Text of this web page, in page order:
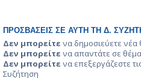
ΠΡΟΣΒΆΣΕΙΣ ΣΕ ΑΥΤΉ ΤΗ Δ.
Δεν μπορείτε να δημοσιεύετε νέα
Δεν μπορείτε να απαντάτε σε
Δεν μπορείτε να επεξεργάζεστε
Συζήτηση